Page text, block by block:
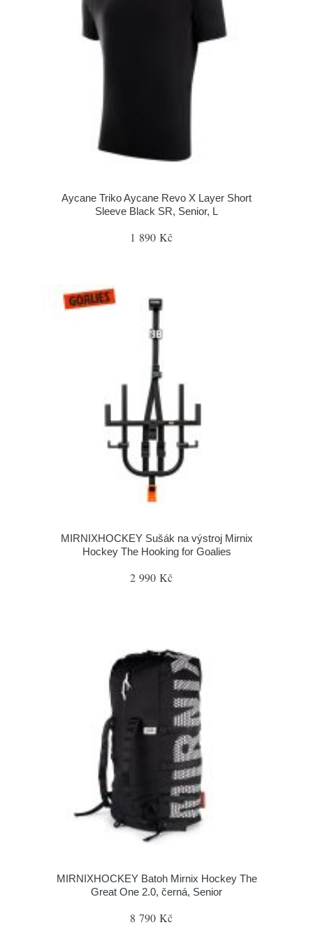
Aycane Triko Aycane Revo X Layer Short
Sleeve Black SR, Senior, L
1 890 Kč
MIRNIXHOCKEY Sušák na výstroj Mirnix
Hockey The Hooking for Goalies
2 990 Kč
MIRNIXHOCKEY Batoh Mirnix Hockey The
Great One 2.0, černá, Senior
8 790 Kč